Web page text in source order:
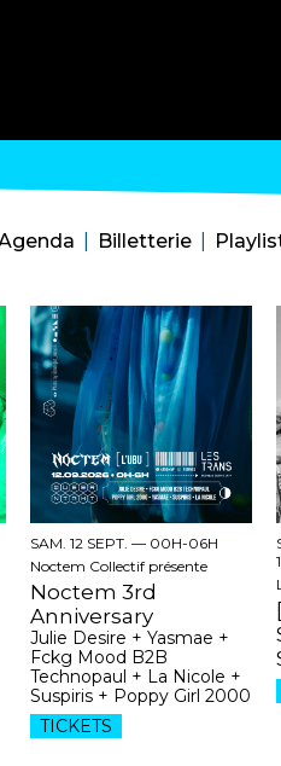
Billetterie
SAM. 12 SEPT. — 00H-06H
Noctem Collectif présente
Noctem 3rd
Anniversary
Julie Desire + Yasmae +
Fckg Mood B2B
Technopaul + La Nicole +
Suspiris + Poppy Girl 2000
TICKETS